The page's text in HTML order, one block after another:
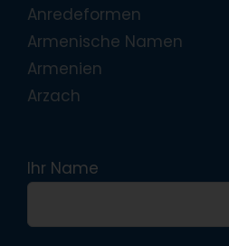
Anredeformen
Armenische Namen
Armenien
Arzach
Ihr Name